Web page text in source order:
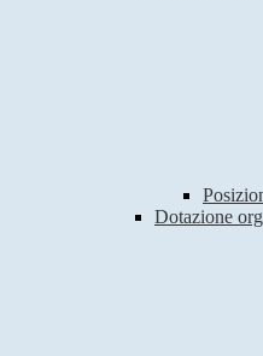
Dotazione